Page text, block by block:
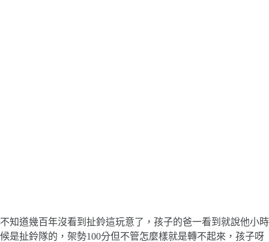
不知道幾百年沒看到扯鈴這玩意了，孩子的爸一看到就說他小時
候是扯鈴隊的，架勢100分但不管怎麼樣就是轉不起來，孩子呀